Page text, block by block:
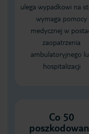
ulega wypadkowi na
wymaga pomocy
medycznej w
zaopatrzenia
ambulatoryjnego
hospitalizacji
Co 50